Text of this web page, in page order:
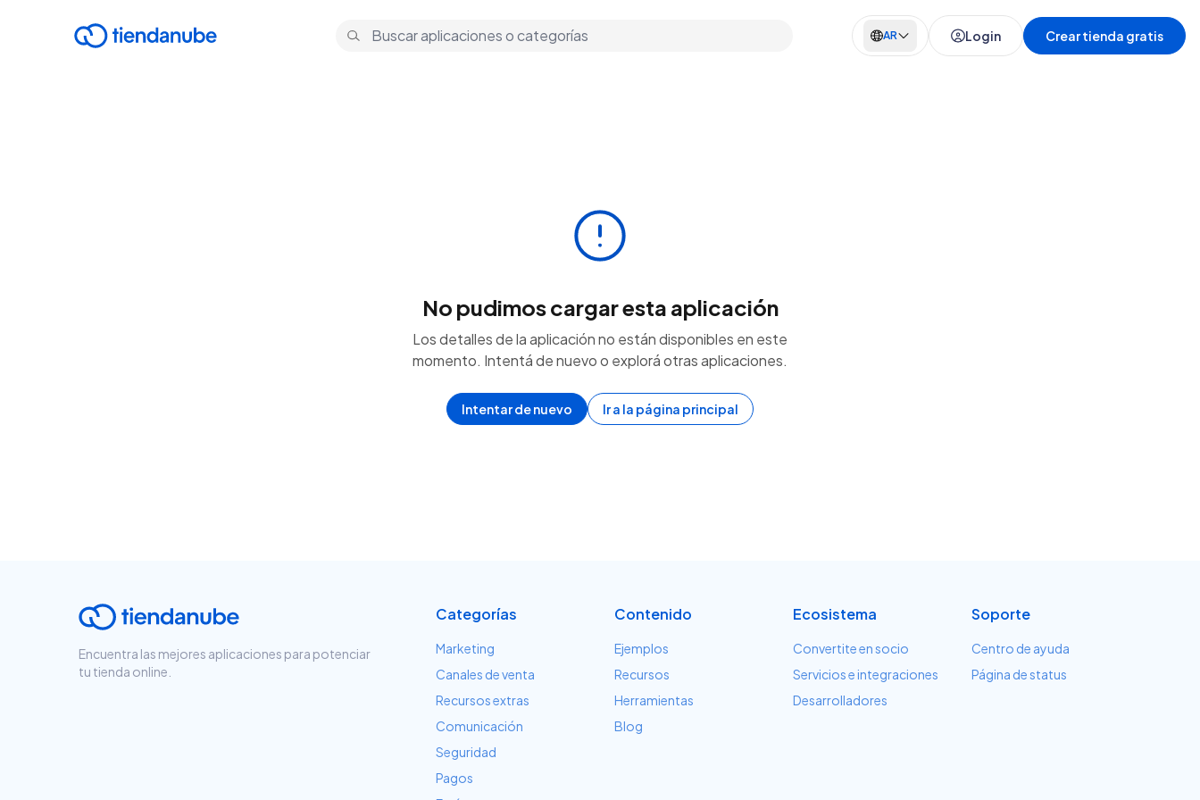
AR Login Crear tienda gratis
No pudimos cargar esta aplicación
Los detalles de la aplicación no están disponibles en este
momento. Intentá de nuevo o explorá otras aplicaciones.
Intentar de nuevo Ir a la página principal
Encuentra las mejores aplicaciones para potenciar
tu tienda online.
Categorías
Marketing
Canales de venta
Recursos extras
Comunicación
Seguridad
Pagos
Contenido
Ejemplos
Recursos
Herramientas
Blog
Ecosistema
Convertite en socio
Servicios e integraciones
Desarrolladores
Soporte
Centro de ayuda
Página de status